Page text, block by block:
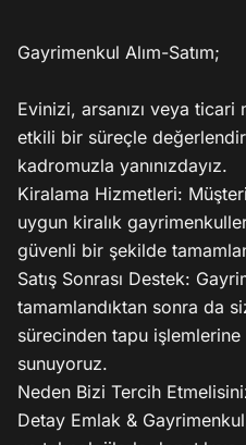
Gayrimenkul Alım-Satım;
Evinizi, arsanızı veya
etkili bir süreçle
kadromuzla yanınızdayız.
Kiralama Hizmetleri:
uygun kiralık
güvenli bir şekilde
Satış Sonrası Destek:
tamamlandıktan sonra da
sürecinden tapu
sunuyoruz.
Neden Bizi Tercih
Detay Emlak &